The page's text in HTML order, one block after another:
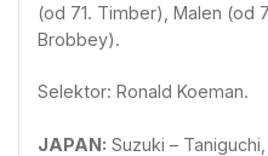
(od 71. Timber), Malen (od
Brobbey).
Selektor: Ronald Koeman.
JAPAN: Suzuki –